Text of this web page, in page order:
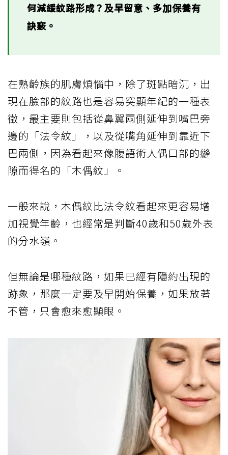
何減緩紋路形成？及早留意、多加保養有
訣竅。
在熟齡族的肌膚煩惱中，除了斑點暗沉，出
現在臉部的紋路也是容易突顯年紀的一種表
徵，最主要則包括從鼻翼兩側延伸到嘴巴旁
邊的「法令紋」，以及從嘴角延伸到靠近下
巴兩側，因為看起來像腹語術人偶口部的縫
隙而得名的「木偶紋」。
一般來說，木偶紋比法令紋看起來更容易增
加視覺年齡，也經常是判斷40歲和50歲外表
的分水嶺。
但無論是哪種紋路，如果已經有隱約出現的
跡象，那麼一定要及早開始保養，如果放著
不管，只會愈來愈顯眼。